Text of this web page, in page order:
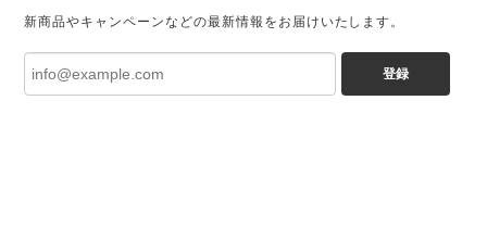
新商品やキャンペーンなどの最新情報をお届けいたします。
登録